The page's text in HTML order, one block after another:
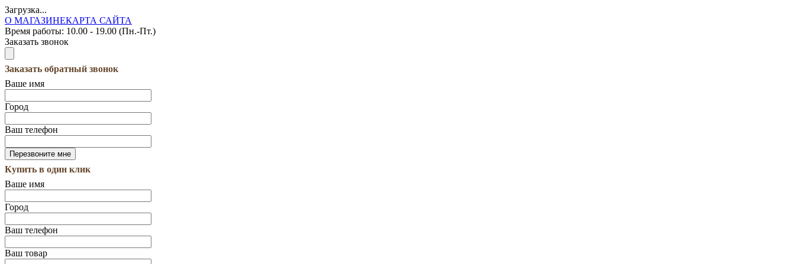
Загрузка...
О МАГАЗИНЕКАРТА САЙТА
Время работы: 10.00 - 19.00 (Пн.-Пт.)
Заказать звонок
Заказать обратный звонок
Ваше имя
Город
Ваш телефон
Купить в один клик
Ваше имя
Город
Ваш телефон
Ваш товар